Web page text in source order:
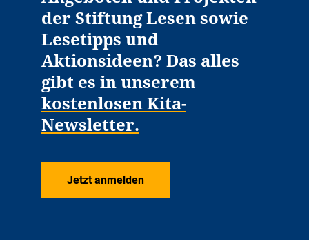
der Stiftung Lesen sowie
Lesetipps und
Aktionsideen? Das alles
gibt es in unserem
kostenlosen Kita-
Newsletter.
Jetzt anmelden